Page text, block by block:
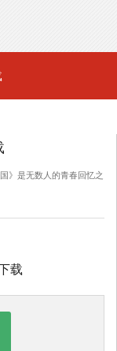
》是无数人的青春回忆之
载